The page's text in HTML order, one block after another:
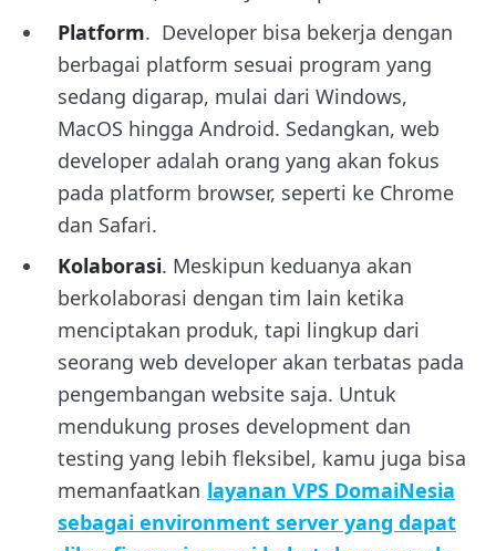
Platform. Developer bisa bekerja dengan
berbagai platform sesuai program yang
sedang digarap, mulai dari Windows,
MacOS hingga Android. Sedangkan, web
developer adalah orang yang akan fokus
pada platform browser, seperti ke Chrome
dan Safari.
Kolaborasi. Meskipun keduanya akan
berkolaborasi dengan tim lain ketika
menciptakan produk, tapi lingkup dari
seorang web developer akan terbatas pada
pengembangan website saja. Untuk
mendukung proses development dan
testing yang lebih fleksibel, kamu juga bisa
memanfaatkan layanan VPS DomaiNesia
sebagai environment server yang dapat